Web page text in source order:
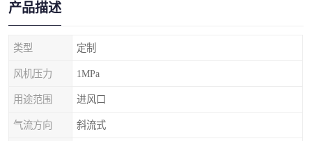
产品描述
类型 定制
风机压力 1MPa
用途范围 进风口
气流方向 斜流式